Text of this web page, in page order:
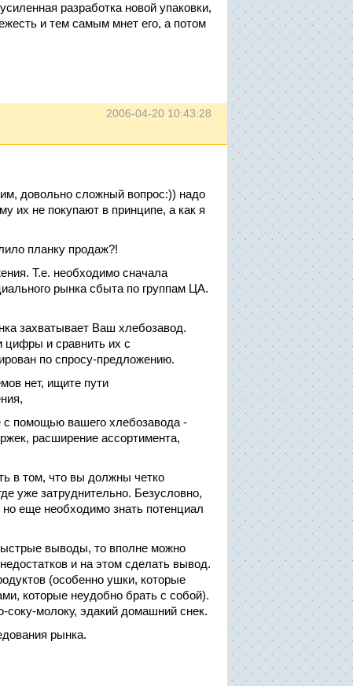
разработка новой упаковки,
и тем самым мнет его, а потом
2006-04-20 10:43:28
довольно сложный вопрос:)) надо
их не покупают в принципе, а как я
планку продаж?!
Т.е. необходимо сначала
рынка сбыта по группам ЦА.
захватывает Ваш хлебозавод.
цифры и сравнить их с
по спросу-предложению.
нет, ищите пути
с помощью вашего хлебозавода -
расширение ассортимента,
в том, что вы должны четко
уже затруднительно. Безусловно,
еще необходимо знать потенциал
выводы, то вполне можно
и на этом сделать вывод.
(особенно ушки, которые
которые неудобно брать с собой).
молоку, эдакий домашний снек.
рынка.